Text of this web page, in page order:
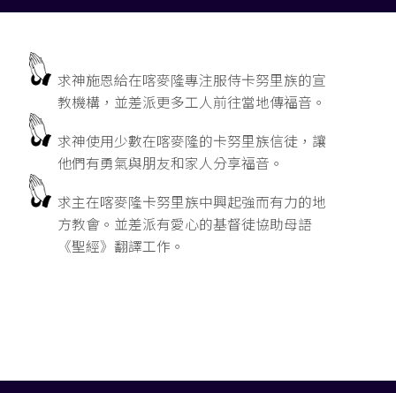
求神施恩給在喀麥隆專注服侍卡努里族的宣
教機構，並差派更多工人前往當地傳福音。
求神使用少數在喀麥隆的卡努里族信徒，讓
他們有勇氣與朋友和家人分享福音。
求主在喀麥隆卡努里族中興起強而有力的地
方教會。並差派有愛心的基督徒協助母語
《聖經》翻譯工作。